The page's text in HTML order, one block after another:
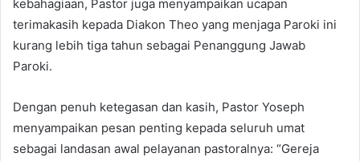
kebahagiaan, Pastor juga menyampaikan ucapan
terimakasih kepada Diakon Theo yang menjaga Paroki ini
kurang lebih tiga tahun sebagai Penanggung Jawab
Paroki.
Dengan penuh ketegasan dan kasih, Pastor Yoseph
menyampaikan pesan penting kepada seluruh umat
sebagai landasan awal pelayanan pastoralnya: “Gereja